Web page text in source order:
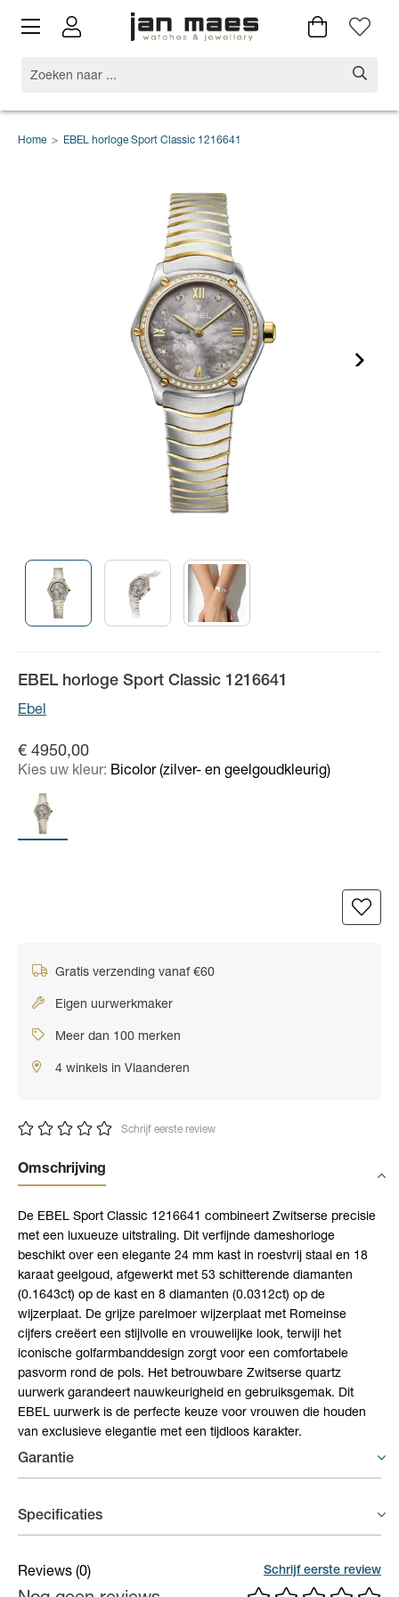
Home > EBEL horloge Sport Classic 1216641
EBEL horloge Sport Classic 1216641
Ebel
€ 4950,00
Kies uw kleur: Bicolor (zilver- en geelgoudkleurig)
Gratis verzending vanaf €60
Eigen uurwerkmaker
Meer dan 100 merken
4 winkels in Vlaanderen
Schrijf eerste review
Omschrijving
De EBEL Sport Classic 1216641 combineert Zwitserse precisie
met een luxueuze uitstraling. Dit verfijnde dameshorloge
beschikt over een elegante 24 mm kast in roestvrij staal en 18
karaat geelgoud, afgewerkt met 53 schitterende diamanten
(0.1643ct) op de kast en 8 diamanten (0.0312ct) op de
wijzerplaat. De grijze parelmoer wijzerplaat met Romeinse
cijfers creëert een stijlvolle en vrouwelijke look, terwijl het
iconische golfarmbanddesign zorgt voor een comfortabele
pasvorm rond de pols. Het betrouwbare Zwitserse quartz
uurwerk garandeert nauwkeurigheid en gebruiksgemak. Dit
EBEL uurwerk is de perfecte keuze voor vrouwen die houden
van exclusieve elegantie met een tijdloos karakter.
Garantie
van 3 jaar op fabricagefouten aan het binnenwerk.
Specificaties
Materiaal band Staal met 18 karaat goud
Reviews (0) Schrijf eerste review